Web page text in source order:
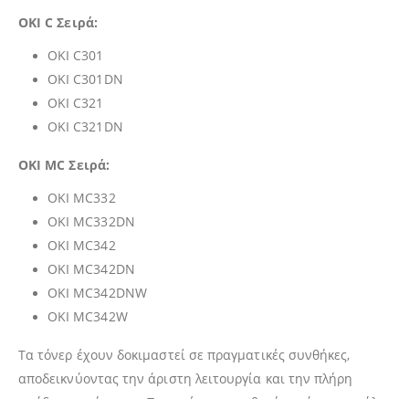
OKI C Σειρά:
OKI C301
OKI C301DN
OKI C321
OKI C321DN
OKI MC Σειρά:
OKI MC332
OKI MC332DN
OKI MC342
OKI MC342DN
OKI MC342DNW
OKI MC342W
Τα τόνερ έχουν δοκιμαστεί σε πραγματικές συνθήκες,
αποδεικνύοντας την άριστη λειτουργία και την πλήρη